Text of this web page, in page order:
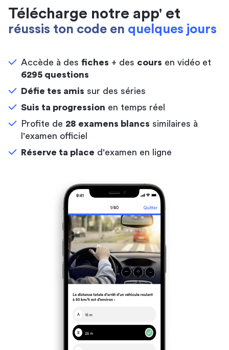
Télécharge notre app' et
réussis ton code en quelques jours
Accède à des fiches + des cours en vidéo et
6295 questions
Défie tes amis sur des séries
Suis ta progression en temps réel
Profite de 28 examens blancs similaires à
l'examen officiel
Réserve ta place d'examen en ligne